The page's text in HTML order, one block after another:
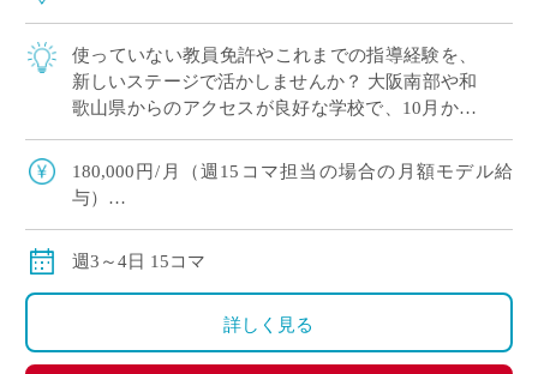
使っていない教員免許やこれまでの指導経験を、
新しいステージで活かしませんか？ 大阪南部や和
歌山県からのアクセスが良好な学校で、10月から
マの担当で、月収約18万円。プライベ […]
180,000円/月（週15コマ担当の場合の月額モデル給
与）
いてお支払い）
週3～4日 15コマ
詳しく見る